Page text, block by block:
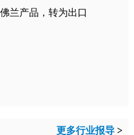
兰产品，转为出口
更多行业报导 >